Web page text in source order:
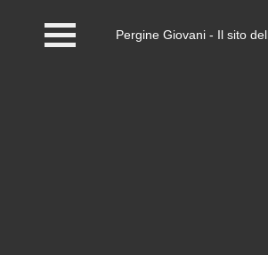
Pergine Giovani - Il sito